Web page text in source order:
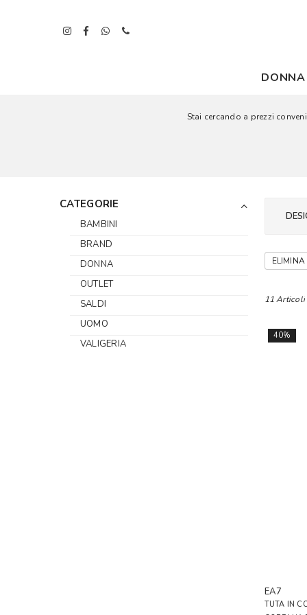
DONNA
Stai cercando a prezzi
CATEGORIE
BAMBINI
BRAND
DONNA
OUTLET
SALDI
UOMO
VALIGERIA
ELIMINA
11 Articoli
40%
EA7
TUTA IN